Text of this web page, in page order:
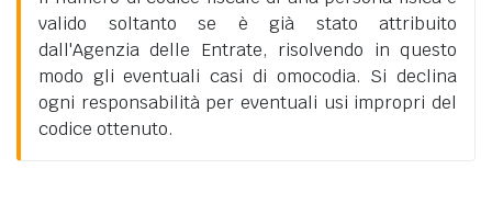
valido soltanto se è già stato attribuito
dall'Agenzia delle Entrate, risolvendo in questo
modo gli eventuali casi di omocodia. Si declina
ogni responsabilità per eventuali usi impropri del
codice ottenuto.